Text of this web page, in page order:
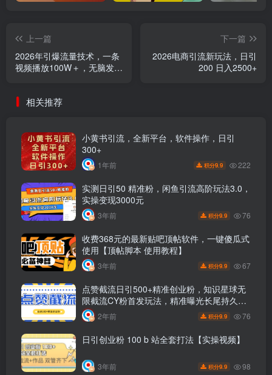
上一篇
2026年引爆流量技术，一条
视频播放100W＋，无脑发，
下一篇
2026电商引流新玩法，日引
200 日入2500+
相关推荐
小黄书引流，全新平台，软件操作，日引
300+
1年前 积分9.9 222
实测日引50 精准粉，闲鱼引流高阶玩法3.0，
实操变现3000元
3年前 积分9.9 76
收费368元的最新贴吧顶帖软件，一键傻瓜式
使用【顶帖脚本 使用教程】
3年前 积分9.9 67
点赞截流日引500+精准创业粉，知识星球无
限截流CY粉首发玩法，精准曝光长尾持久，
日进线500+
2年前 积分9.9 76
日引创业粉 100 b 站全套打法【实操视频】
3年前 积分9.9 98